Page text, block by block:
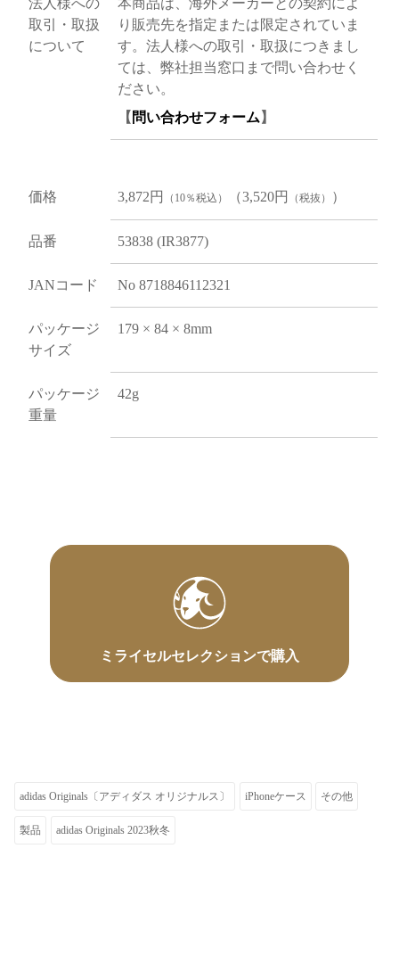
取引・取扱
について
り販売先を指定または限定されていま
す。法人様への取引・取扱につきまし
ては、弊社担当窓口まで問い合わせく
ださい。
【 問い合わせフォーム 】
価格 3,872円 （10％税込） （3,520円 （税抜） ）
品番 53838 (IR3877)
JANコード No 8718846112321
パッケージ
サイズ
179 × 84 × 8mm
パッケージ
重量
42g
ミライセルセレクションで購入
adidas Originals〔アディダス オリジナルス〕 iPhoneケース その他
製品 adidas Originals 2023秋冬